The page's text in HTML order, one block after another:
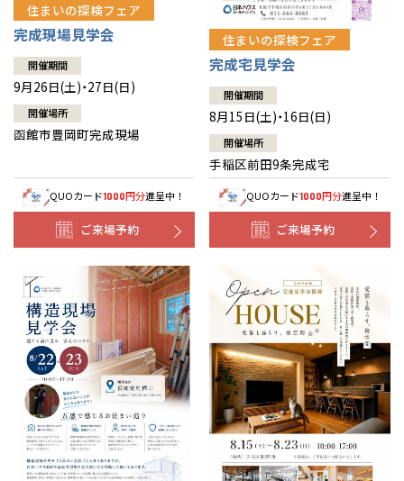
住まいの探検フェア
完成現場見学会
開催期間
9月26日(土)・27日(日)
開催場所
函館市豊岡町完成現場
QUOカード1000円分進呈中！
ご来場予約
住まいの探検フェア
完成宅見学会
開催期間
8月15日(土)・16日(日)
開催場所
手稲区前田9条完成宅
QUOカード1000円分進呈中！
ご来場予約
全国の展示場
北海道
札幌
東北
お近くのイベント
北海道
札幌
札幌
小樽
東北